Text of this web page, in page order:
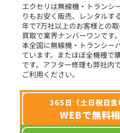
選択条件を
エクセリは無線機・トランシ
りもお安く販売、レンタルす
年で7万社以上のお客様との
買取で業界ナンバーワンです
本全国に無線機・トランシー
ています。またほぼ全機種で
です。アフター修理も弊社内
ご利用ください。
365日（土日祝日含
WEBで無料